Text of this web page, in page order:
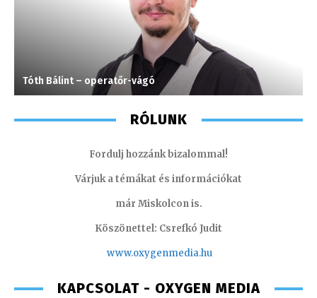
Tóth Bálint – operatőr-vágó
RÓLUNK
Fordulj hozzánk bizalommal!
Várjuk a témákat és információkat
már Miskolcon is.
Köszönettel: Csrefkó Judit
www.oxygenmedia.hu
KAPCSOLAT - OXYGEN MEDIA